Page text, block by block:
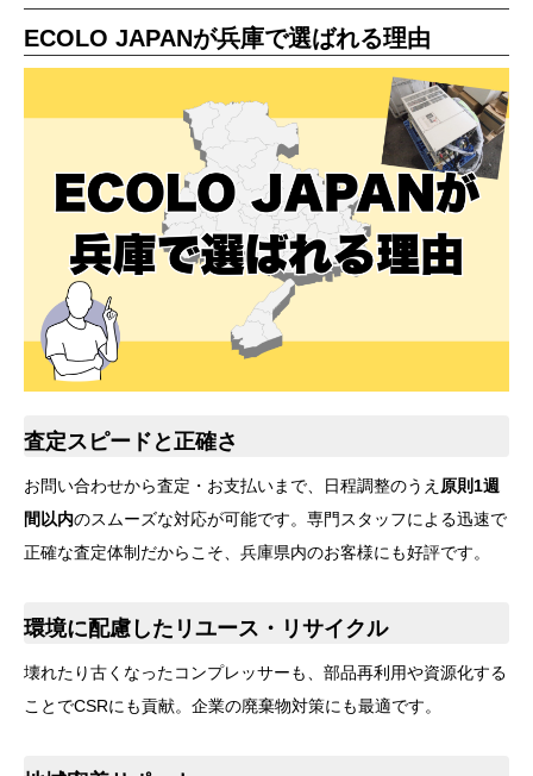
ECOLO JAPANが兵庫で選ばれる理由
査定スピードと正確さ
お問い合わせから査定・お支払いまで、日程調整のうえ 原則1週
間以内のスムーズな対応が可能です。専門スタッフによる迅速で
正確な査定体制だからこそ、兵庫県内のお客様にも好評です。
環境に配慮したリユース・リサイクル
壊れたり古くなったコンプレッサーも、部品再利用や資源化する
ことでCSRにも貢献。企業の廃棄物対策にも最適です。